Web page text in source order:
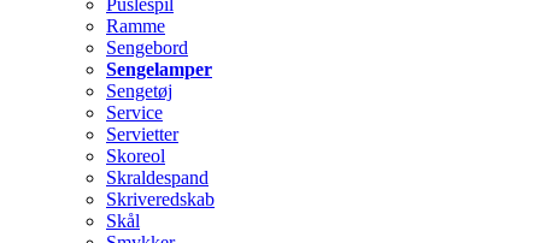
Puslespil
Ramme
Sengebord
Sengelamper
Sengetøj
Service
Servietter
Skoreol
Skraldespand
Skriveredskab
Skål